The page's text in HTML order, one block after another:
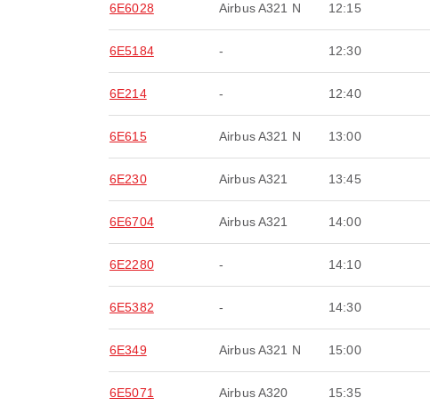
6E6028 Airbus A321 N 12:15
6E5184 - 12:30
6E214 - 12:40
6E615 Airbus A321 N 13:00
6E230 Airbus A321 13:45
6E6704 Airbus A321 14:00
6E2280 - 14:10
6E5382 - 14:30
6E349 Airbus A321 N 15:00
6E5071 Airbus A320 15:35